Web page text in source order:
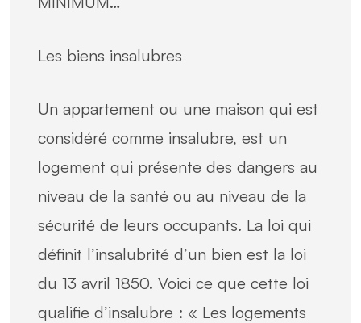
Les biens insalubres
Un appartement ou une maison qui est
considéré comme insalubre, est un
logement qui présente des dangers au
niveau de la santé ou au niveau de la
sécurité de leurs occupants. La loi qui
définit l’insalubrité d’un bien est la loi
du 13 avril 1850. Voici ce que cette loi
qualifie d’insalubre : « Les logements